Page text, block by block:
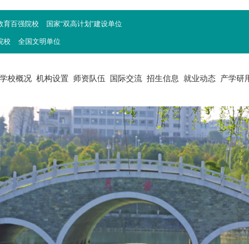
育百强院校 国家“双高计划”建设单位
校 全国文明单位
学校概况 机构设置 师资队伍 国际交流 招生信息 就业动态 产学研